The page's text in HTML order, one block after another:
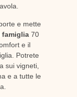
e mette
famiglia 70
e il
Potrete
sui vigneti,
e a tutte le